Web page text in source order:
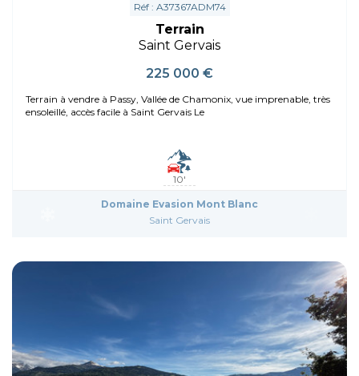
Réf : A37367ADM74
Terrain
Saint Gervais
225 000 €
Terrain à vendre à Passy, Vallée de Chamonix, vue imprenable, très
ensoleillé, accès facile à Saint Gervais Le
10'
Domaine Evasion Mont Blanc
Saint Gervais